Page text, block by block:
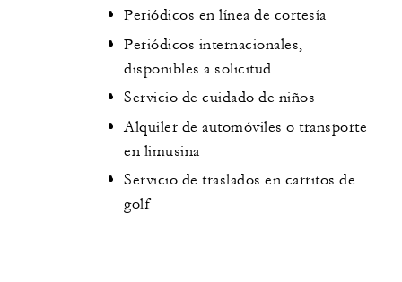
Periódicos en línea de cortesía
Periódicos internacionales,
disponibles a solicitud
Servicio de cuidado de niños
Alquiler de automóviles o transporte
en limusina
Servicio de traslados en carritos de
golf